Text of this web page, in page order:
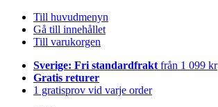
Till huvudmenyn
Gå till innehållet
Till varukorgen
Sverige: Fri standardfrakt från 1 099 kr
Gratis returer
1 gratisprov vid varje order